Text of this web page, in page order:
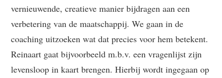
vernieuwende, creatieve manier bijdragen aan een
verbetering van de maatschappij. We gaan in de
coaching uitzoeken wat dat precies voor hem betekent.
Reinaart gaat bijvoorbeeld m.b.v. een vragenlijst zijn
levensloop in kaart brengen. Hierbij wordt ingegaan op